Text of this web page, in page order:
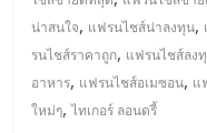
แฟ
น่าสนใจ, แฟรนไชส์น่าลงทุน,
รนไชส์ราคาถูก, แฟรนไชส์ลง
อาหาร, แฟรนไชส์อเมซอน, แ
ใหม่ๆ,ไทเกอร์ ลอนดรี้